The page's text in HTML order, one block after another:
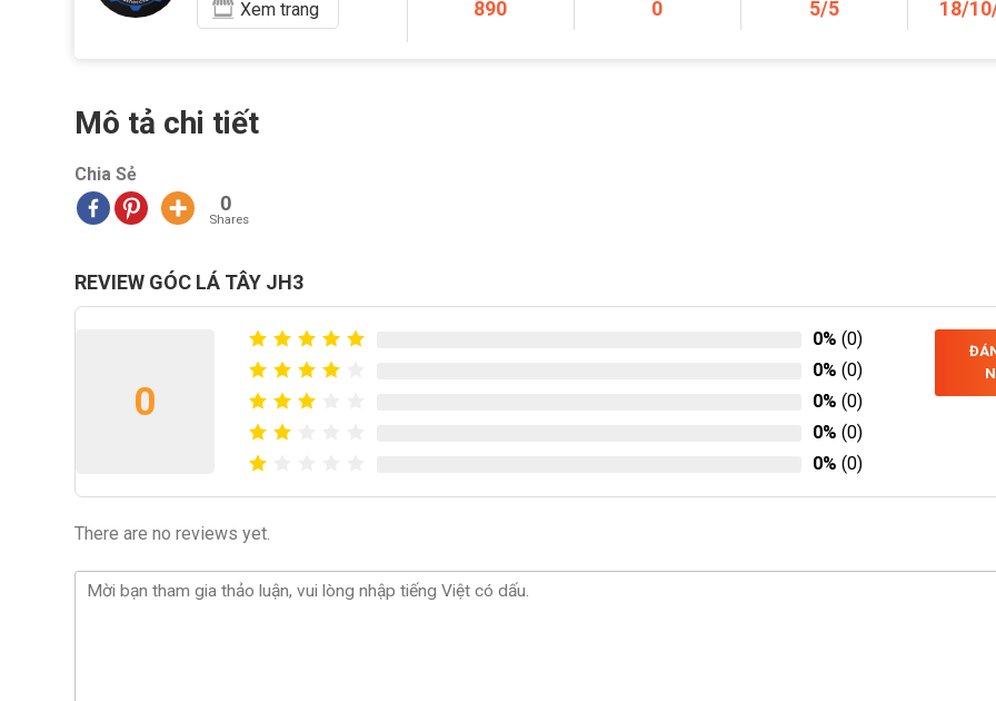
Xem trang 890 0 5/5 18/
Mô tả chi tiết
Chia Sẻ
0
Shares
REVIEW GÓC LÁ TÂY JH3
0
0% (0)
0% (0)
0% (0)
0% (0)
0% (0)
There are no reviews yet.